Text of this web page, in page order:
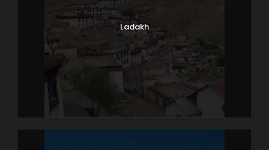
Ladakh